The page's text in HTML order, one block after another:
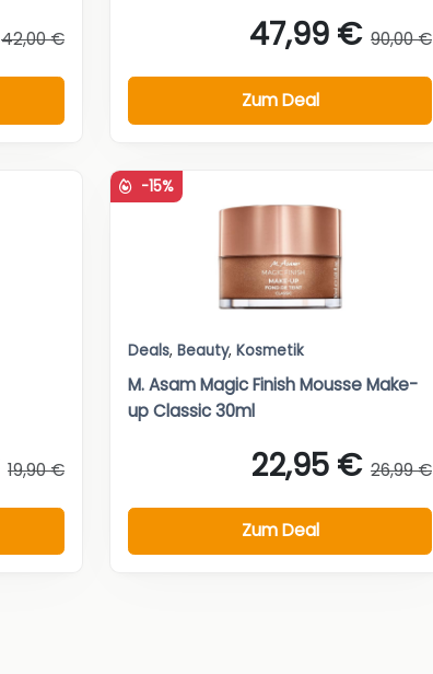
42,00 € 47,99 € 90,00 €
Zum Deal
19,90 €
-15%
Deals, Beauty, Kosmetik
M. Asam Magic Finish Mousse Make-
up Classic 30ml
22,95 € 26,99 €
Zum Deal